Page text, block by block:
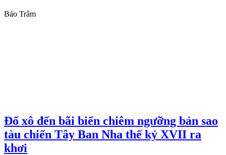
Bảo Trâm
Đổ xô đến bãi biển chiêm ngưỡng bản sao
tàu chiến Tây Ban Nha thế kỷ XVII ra
khơi